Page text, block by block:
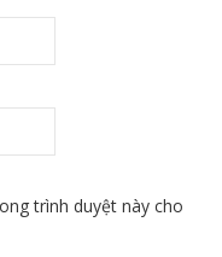
trình duyệt này cho